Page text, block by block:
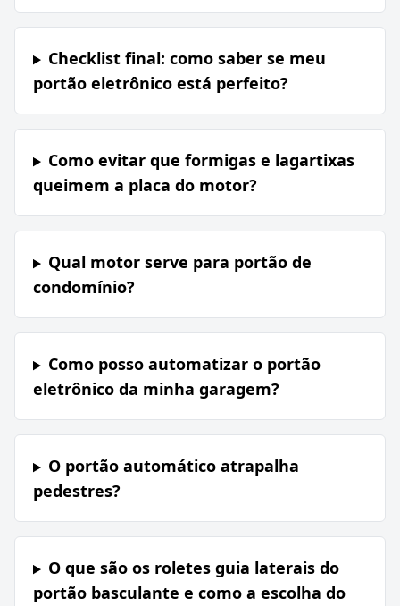
Checklist final: como saber se meu
portão eletrônico está perfeito?
Como evitar que formigas e lagartixas
queimem a placa do motor?
Qual motor serve para portão de
condomínio?
Como posso automatizar o portão
eletrônico da minha garagem?
O portão automático atrapalha
pedestres?
O que são os roletes guia laterais do
portão basculante e como a escolha do